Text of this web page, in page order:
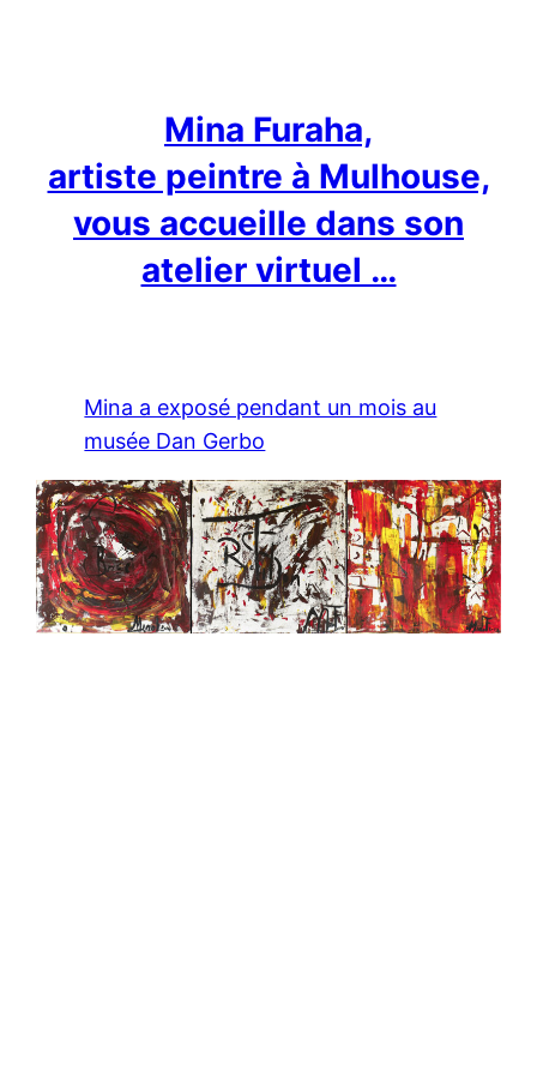
Mina Furaha,
artiste peintre à Mulhouse,
vous accueille dans son
atelier virtuel …
Mina a exposé pendant un mois au
musée Dan Gerbo